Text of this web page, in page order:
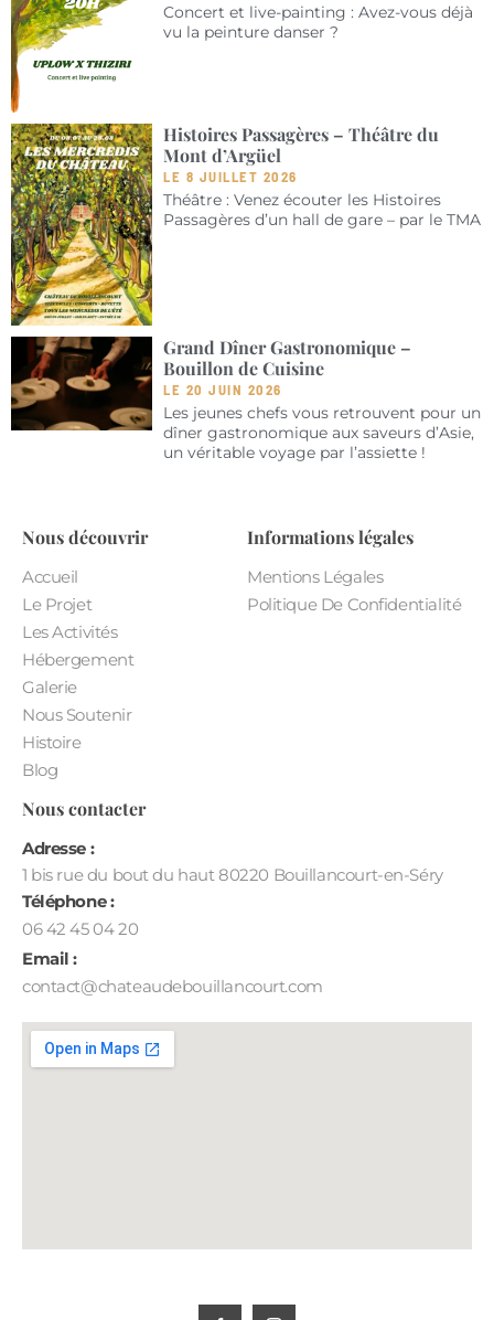
Concert et live-painting : Avez-vous déjà
vu la peinture danser ?
Histoires Passagères – Théâtre du
Mont d’Argüel
LE 8 JUILLET 2026
Théâtre : Venez écouter les Histoires
Passagères d’un hall de gare – par le TMA
Grand Dîner Gastronomique –
Bouillon de Cuisine
LE 20 JUIN 2026
Les jeunes chefs vous retrouvent pour un
dîner gastronomique aux saveurs d’Asie,
un véritable voyage par l’assiette !
Nous découvrir
Accueil
Le Projet
Les Activités
Hébergement
Galerie
Nous Soutenir
Histoire
Blog
Informations légales
Mentions Légales
Politique De Confidentialité
Nous contacter
Adresse :
1 bis rue du bout du haut 80220 Bouillancourt-en-Séry
Téléphone :
06 42 45 04 20
Email :
contact@chateaudebouillancourt.com